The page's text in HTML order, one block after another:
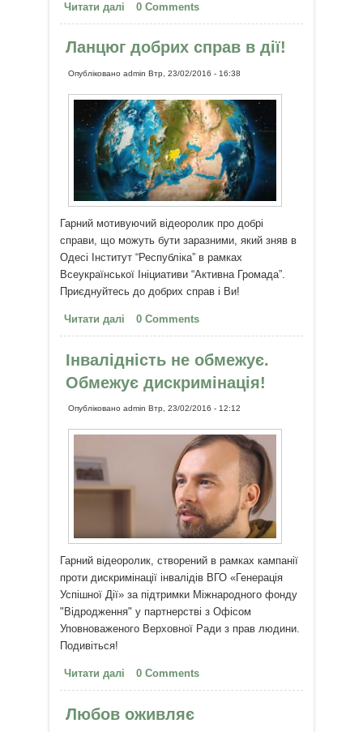
Читати далі про 1 рік за 40 секунд
0 Comments
Ланцюг добрих справ в дії!
Опублікованоadmin Втр, 23/02/2016 - 16:38
Гарний мотивуючий відеоролик про добрі
справи, що можуть бути заразними, який зняв в
Одесі Інститут “Республіка” в рамках
Всеукраїнської Ініциативи “Активна Громада”.
Приєднуйтесь до добрих справ і Ви!
Читати далі про Ланцюг добрих справ в дії!
0 Comments
Інвалідність не обмежує.
Обмежує дискримінація!
Опублікованоadmin Втр, 23/02/2016 - 12:12
Гарний відеоролик, створений в рамках кампанії
проти дискримінації інвалідів ВГО «Генерація
Успішної Дії» за підтримки Міжнародного фонду
"Відродження" у партнерстві з Офісом
Уповноваженого Верховної Ради з прав людини.
Подивіться!
Читати далі про Інвалідність не обмежує.
Обмежує дискримінація!
0 Comments
Любов оживляє